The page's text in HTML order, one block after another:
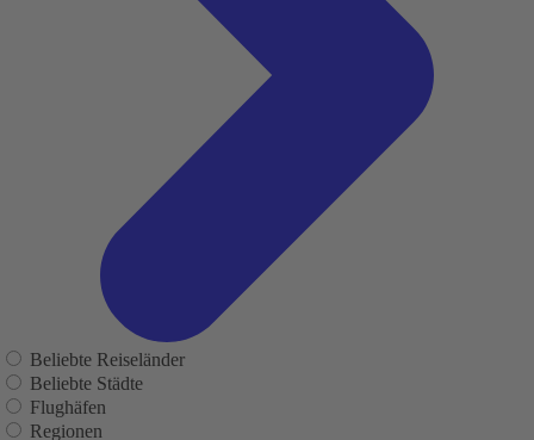
Beliebte Reiseländer
Beliebte Städte
Flughäfen
Regionen